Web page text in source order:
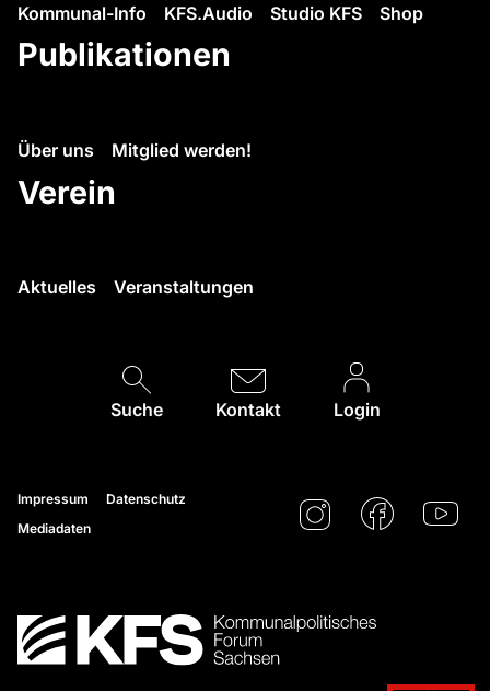
Kommunal-Info
KFS.Audio Studio KFS Shop
Publikationen
Über uns Mitglied werden!
Verein
Aktuelles Veranstaltungen
Suche Kontakt Login
Impressum
Datenschutz
Mediadaten